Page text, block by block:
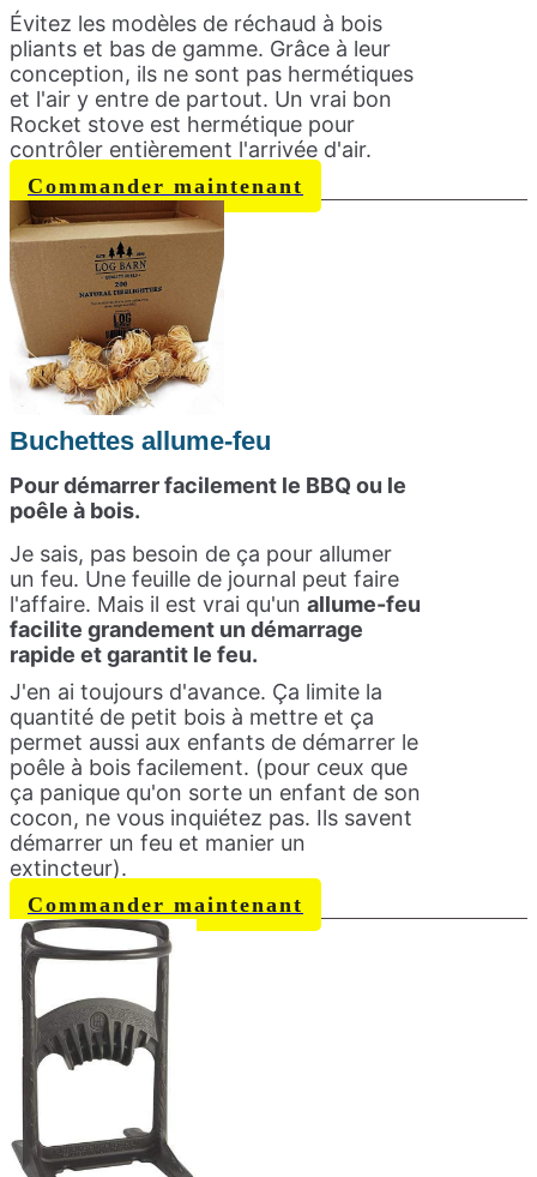
Évitez les modèles de réchaud à bois
pliants et bas de gamme. Grâce à leur
conception, ils ne sont pas hermétiques
et l'air y entre de partout. Un vrai bon
Rocket stove est hermétique pour
contrôler entièrement l'arrivée d'air.
Commander maintenant
Buchettes allume-feu
Pour démarrer facilement le BBQ ou le
poêle à bois.
Je sais, pas besoin de ça pour allumer
un feu. Une feuille de journal peut faire
l'affaire. Mais il est vrai qu'un allume-feu
facilite grandement un démarrage
rapide et garantit le feu.
J'en ai toujours d'avance. Ça limite la
quantité de petit bois à mettre et ça
permet aussi aux enfants de démarrer le
poêle à bois facilement. (pour ceux que
ça panique qu'on sorte un enfant de son
cocon, ne vous inquiétez pas. Ils savent
démarrer un feu et manier un
extincteur).
Commander maintenant